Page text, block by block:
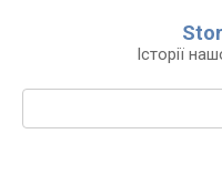
Історії
Пошук: